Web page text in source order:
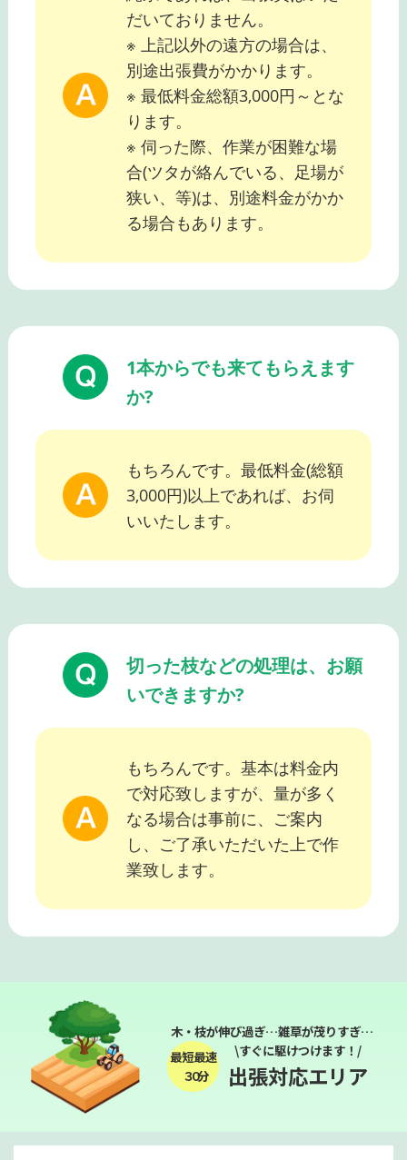
だいておりません。
※ 上記以外の遠方の場合は、
別途出張費がかかります。
※ 最低料金総額3,000円～とな
ります。
※ 伺った際、作業が困難な場
合(ツタが絡んでいる、足場が
狭い、等)は、別途料金がかか
る場合もあります。
1本からでも来てもらえます
か?
もちろんです。最低料金(総額
3,000円)以上であれば、お伺
いいたします。
切った枝などの処理は、お願
いできますか?
もちろんです。基本は料金内
で対応致しますが、量が多く
なる場合は事前に、ご案内
し、ご了承いただいた上で作
業致します。
木・枝が伸び過ぎ…雑草が茂りすぎ…
最短最速
３０分
\すぐに駆けつけます！/
出張対応エリア